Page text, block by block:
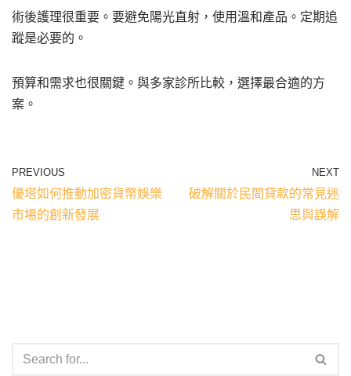
術後護理很重要。要避免陽光直射，使用溫和產品。定期追
蹤是必要的。
預算和需求也很關鍵。與多家診所比較，選擇最合適的方
案。
PREVIOUS
優塔如何推動加密貨幣娛樂
市場的創新發展
NEXT
破解關於民間貸款的常見迷
思與誤解